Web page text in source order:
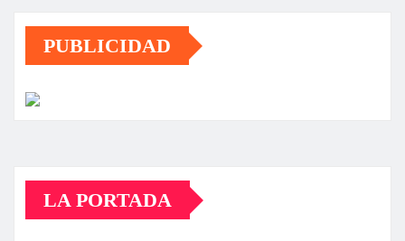
PUBLICIDAD
LA PORTADA